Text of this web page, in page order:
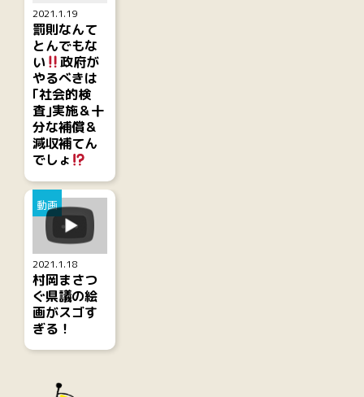
2021.1.19
罰則なんて
とんでもな
い
政府が
やるべきは
｢社会的検
査｣実施＆十
分な補償＆
減収補てん
でしょ
2021.1.18
動画
村岡まさつ
ぐ県議の絵
画がスゴす
ぎる！